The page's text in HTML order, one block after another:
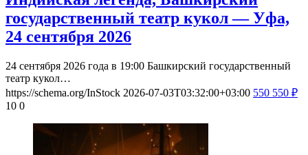
государственный театр кукол — Уфа,
24 сентября 2026
24 сентября 2026 года в 19:00 Башкирский государственный
театр кукол…
https://schema.org/InStock 2026-07-03T03:32:00+03:00 550 550 ₽
10 0